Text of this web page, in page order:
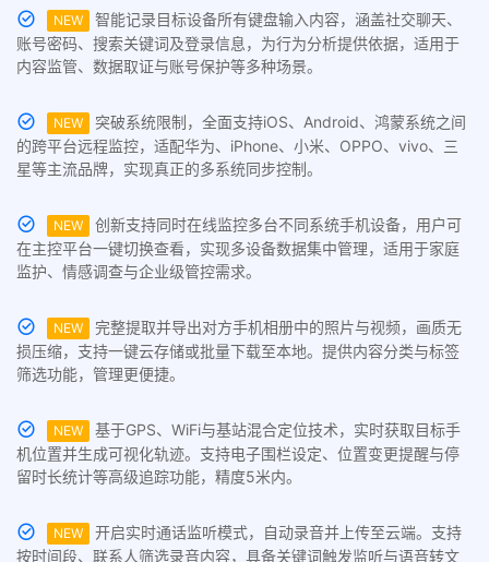
NEW
智能记录目标设备所有键盘输入内容，涵盖社交聊天、
账号密码、搜索关键词及登录信息，为行为分析提供依据，适用于
内容监管、数据取证与账号保护等多种场景。
NEW
突破系统限制，全面支持iOS、Android、鸿蒙系统之间
的跨平台远程监控，适配华为、iPhone、小米、OPPO、vivo、三
星等主流品牌，实现真正的多系统同步控制。
NEW
创新支持同时在线监控多台不同系统手机设备，用户可
在主控平台一键切换查看，实现多设备数据集中管理，适用于家庭
监护、情感调查与企业级管控需求。
NEW
完整提取并导出对方手机相册中的照片与视频，画质无
损压缩，支持一键云存储或批量下载至本地。提供内容分类与标签
筛选功能，管理更便捷。
NEW
基于GPS、WiFi与基站混合定位技术，实时获取目标手
机位置并生成可视化轨迹。支持电子围栏设定、位置变更提醒与停
留时长统计等高级追踪功能，精度5米内。
NEW
开启实时通话监听模式，自动录音并上传至云端。支持
按时间段、联系人筛选录音内容，具备关键词触发监听与语音转文